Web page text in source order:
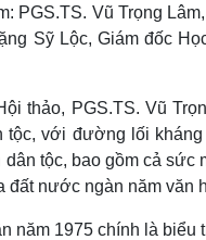
PGS.TS. Vũ Trọng
Sỹ Lộc, Giám đốc
thảo, PGS.TS. Vũ
tộc, với đường lối
tộc, bao gồm cả sức
đất nước ngàn năm văn
năm 1975 chính là